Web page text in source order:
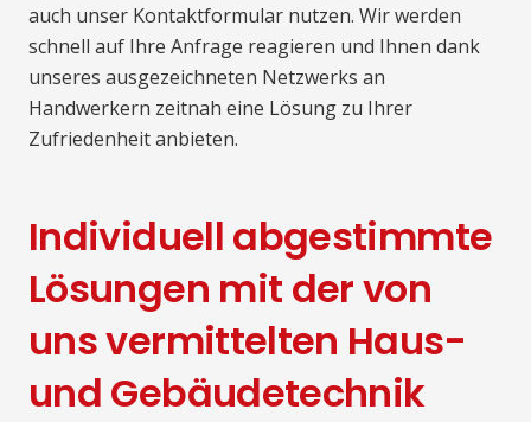
auch unser Kontaktformular nutzen. Wir werden
schnell auf Ihre Anfrage reagieren und Ihnen dank
unseres ausgezeichneten Netzwerks an
Handwerkern zeitnah eine Lösung zu Ihrer
Zufriedenheit anbieten.
Individuell abgestimmte
Lösungen mit der von
uns vermittelten Haus-
und Gebäudetechnik